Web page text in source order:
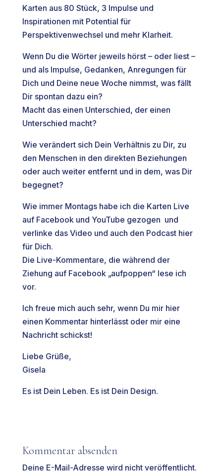
Karten aus 80 Stück, 3 Impulse und
Inspirationen mit Potential für
Perspektivenwechsel und mehr Klarheit.
Wenn Du die Wörter jeweils hörst – oder liest –
und als Impulse, Gedanken, Anregungen für
Dich und Deine neue Woche nimmst, was fällt
Dir spontan dazu ein?
Macht das einen Unterschied, der einen
Unterschied macht?
Wie verändert sich Dein Verhältnis zu Dir, zu
den Menschen in den direkten Beziehungen
oder auch weiter entfernt und in dem, was Dir
begegnet?
Wie immer Montags habe ich die Karten Live
auf Facebook und YouTube gezogen und
verlinke das Video und auch den Podcast hier
für Dich.
Die Live-Kommentare, die während der
Ziehung auf Facebook „aufpoppen“ lese ich
vor.
Ich freue mich auch sehr, wenn Du mir hier
einen Kommentar hinterlässt oder mir eine
Nachricht schickst!
Liebe Grüße,
Gisela
Es ist Dein Leben. Es ist Dein Design.
Kommentar absenden
Deine E-Mail-Adresse wird nicht veröffentlicht.